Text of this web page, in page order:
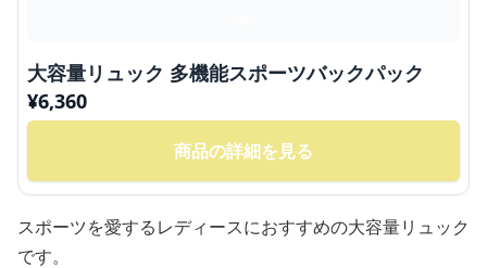
大容量リュック 多機能スポーツバックパック
¥6,360
商品の詳細を見る
スポーツを愛するレディースにおすすめの大容量リュック
です。